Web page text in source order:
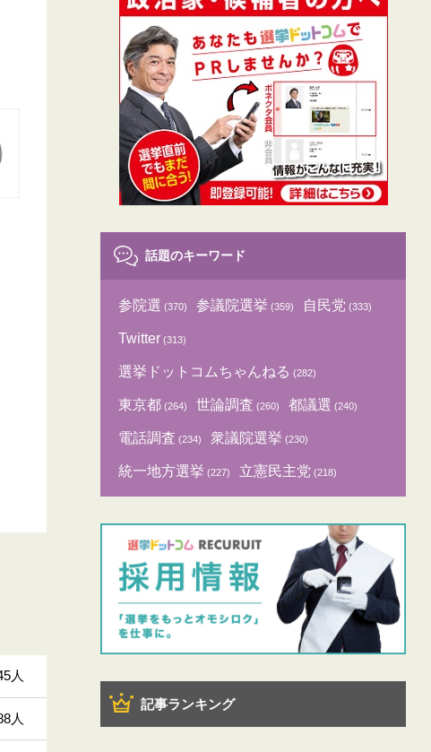
人
人
話題のキーワード
参院選 (370) 参議院選挙 (359) 自民党 (333)
Twitter (313)
選挙ドットコムちゃんねる (282)
東京都 (264) 世論調査 (260) 都議選 (240)
電話調査 (234) 衆議院選挙 (230)
統一地方選挙 (227) 立憲民主党 (218)
記事ランキング